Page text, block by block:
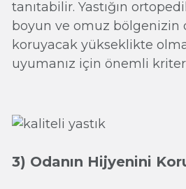
tanıtabilir. Yastığın
boyun ve omuz bölgenizin
koruyacak yükseklikte
uyumanız için önemli
3) Odanın Hijyenini